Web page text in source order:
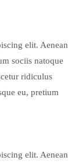
elit. Aenean
sociis natoque
ridiculus
eu, pretium
elit. Aenean